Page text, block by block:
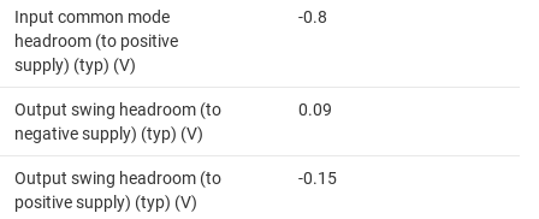
Input common mode
headroom (to positive
supply) (typ) (V)
-0.8
Output swing headroom (to
negative supply) (typ) (V)
0.09
Output swing headroom (to
positive supply) (typ) (V)
-0.15